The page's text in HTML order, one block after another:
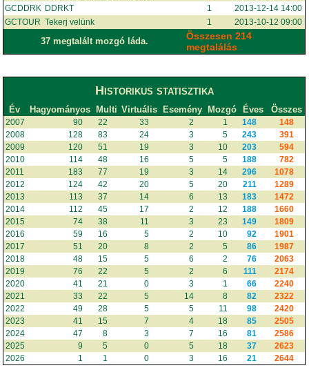
GCDDRK DDRKT 1
2013-12-14 14:00
GCTOUR Tekerj velünk 1 2013-10-12 09:00
37 megtalált mozgó láda.
Összesen 214
megtalálás
Historikus statisztika
Év Hagyományos Multi Virtuális Esemény Mozgó Éves Összes
2007 90 22 33 2 1 148
148
2008
128 83 24 3 5 243
391
2009
120 51 19 3 10 203
594
2010
114 48 16 5 5 188
782
2011
183 77 19 3 14 296
1078
2012
124 42 20 5 20 211
1289
2013
113 37 14 6 13 183
1472
2014
112 45 17 2 12 188
1660
2015
74 38 11 3 23 149
1809
2016
59 16 5 2 10 92
1901
2017
51 20 8 2 5 86
1987
2018
48 15 5 6 2 76
2063
2019
76 22 5 2 6 111
2174
2020
41 21 0 3 1 66
2240
2021
33 22 5 14 8 82
2322
2022
49 28 5 5 11 98
2420
2023
41 15 7 4 18 85
2505
2024
47 8 3 7 16 81
2586
2025
9 5 0 5 18 37
2623
2026
1 1 0 3 16 21 2644